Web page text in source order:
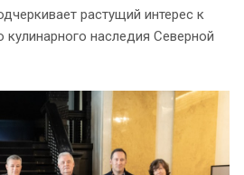
растущий интерес к
наследия Северной